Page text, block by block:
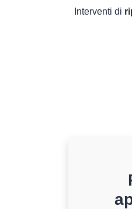
Interventi di